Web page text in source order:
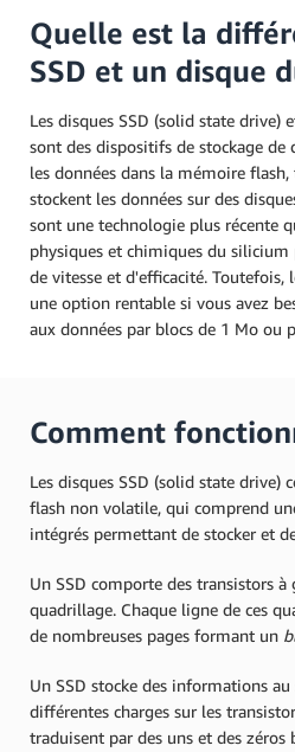
Quelle est la
SSD et un disque
Les disques SSD (solid state drive)
sont des dispositifs de stockage de
les données dans la mémoire
stockent les données sur des
sont une technologie plus récente
physiques et chimiques du
de vitesse et d'efficacité. Toutefois,
une option rentable si vous avez
aux données par blocs de 1 Mo ou
Comment
Les disques SSD (solid state drive)
flash non volatile, qui comprend
intégrés permettant de stocker et
Un SSD comporte des transistors
quadrillage. Chaque ligne de ces
de nombreuses pages formant un
Un SSD stocke des informations au
différentes charges sur les
traduisent par des uns et des zéros